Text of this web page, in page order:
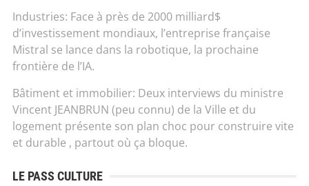
Industries: Face à près de 2000 milliard$
d’investissement mondiaux, l’entreprise française
Mistral se lance dans la robotique, la prochaine
frontière de l’IA.
Bâtiment et immobilier: Deux interviews du ministre
Vincent JEANBRUN (peu connu) de la Ville et du
logement présente son plan choc pour construire vite
et durable , partout où ça bloque.
LE PASS CULTURE